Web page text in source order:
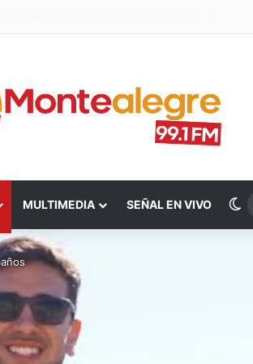
MULTIMEDIA SEÑAL EN VIVO